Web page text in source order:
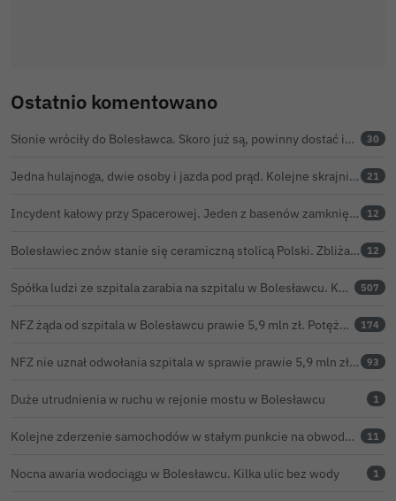
Ostatnio komentowano
Słonie wróciły do Bolesławca. Skoro już są, powinny dostać imiona? 30
Jedna hulajnoga, dwie osoby i jazda pod prąd. Kolejne skrajnie nieodpowiedzialne zachowanie na ulicach Bolesławca 21
Incydent kałowy przy Spacerowej. Jeden z basenów zamknięty do odwołania 12
Bolesławiec znów stanie się ceramiczną stolicą Polski. Zbliża się 32. Święto Ceramiki 12
Spółka ludzi ze szpitala zarabia na szpitalu w Bolesławcu. Kwoty pozostają tajne 507
NFZ żąda od szpitala w Bolesławcu prawie 5,9 mln zł. Potężny cios po kontroli rozliczeń 174
NFZ nie uznał odwołania szpitala w sprawie prawie 5,9 mln zł. Barczyk: rozważamy sąd 93
Duże utrudnienia w ruchu w rejonie mostu w Bolesławcu 1
Kolejne zderzenie samochodów w stałym punkcie na obwodnicy Bolesławca 11
Nocna awaria wodociągu w Bolesławcu. Kilka ulic bez wody 1